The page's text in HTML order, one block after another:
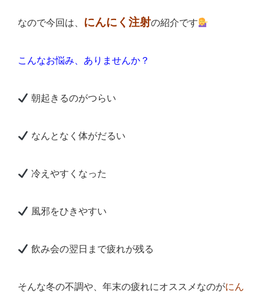
なので今回は、 にんにく注射の紹介です
こんなお悩み、ありませんか？
朝起きるのがつらい
なんとなく体がだるい
冷えやすくなった
風邪をひきやすい
飲み会の翌日まで疲れが残る
そんな冬の不調や、年末の疲れにオススメなのがにん